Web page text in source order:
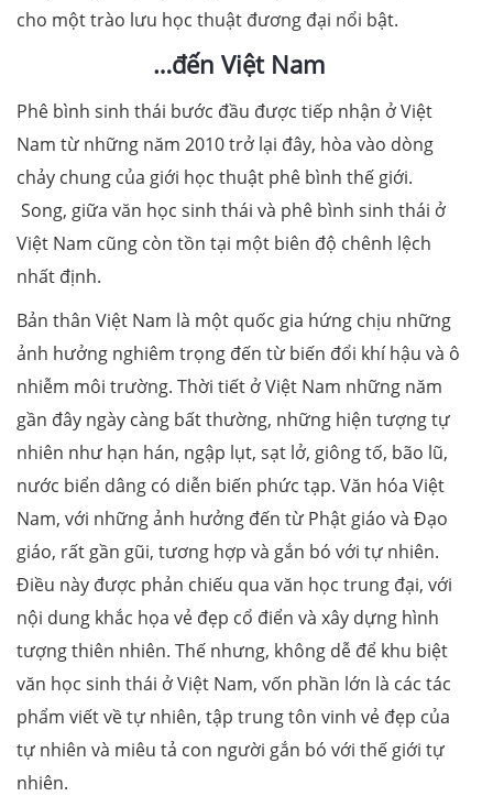
cho một trào lưu học thuật đương đại nổi bật.
…đến Việt Nam
Phê bình sinh thái bước đầu được tiếp nhận ở Việt
Nam từ những năm 2010 trở lại đây, hòa vào dòng
chảy chung của giới học thuật phê bình thế giới.
Song, giữa văn học sinh thái và phê bình sinh thái ở
Việt Nam cũng còn tồn tại một biên độ chênh lệch
nhất định.
Bản thân Việt Nam là một quốc gia hứng chịu những
ảnh hưởng nghiêm trọng đến từ biến đổi khí hậu và ô
nhiễm môi trường. Thời tiết ở Việt Nam những năm
gần đây ngày càng bất thường, những hiện tượng tự
nhiên như hạn hán, ngập lụt, sạt lở, giông tố, bão lũ,
nước biển dâng có diễn biến phức tạp. Văn hóa Việt
Nam, với những ảnh hưởng đến từ Phật giáo và Đạo
giáo, rất gần gũi, tương hợp và gắn bó với tự nhiên.
Điều này được phản chiếu qua văn học trung đại, với
nội dung khắc họa vẻ đẹp cổ điển và xây dựng hình
tượng thiên nhiên. Thế nhưng, không dễ để khu biệt
văn học sinh thái ở Việt Nam, vốn phần lớn là các tác
phẩm viết về tự nhiên, tập trung tôn vinh vẻ đẹp của
tự nhiên và miêu tả con người gắn bó với thế giới tự
nhiên.